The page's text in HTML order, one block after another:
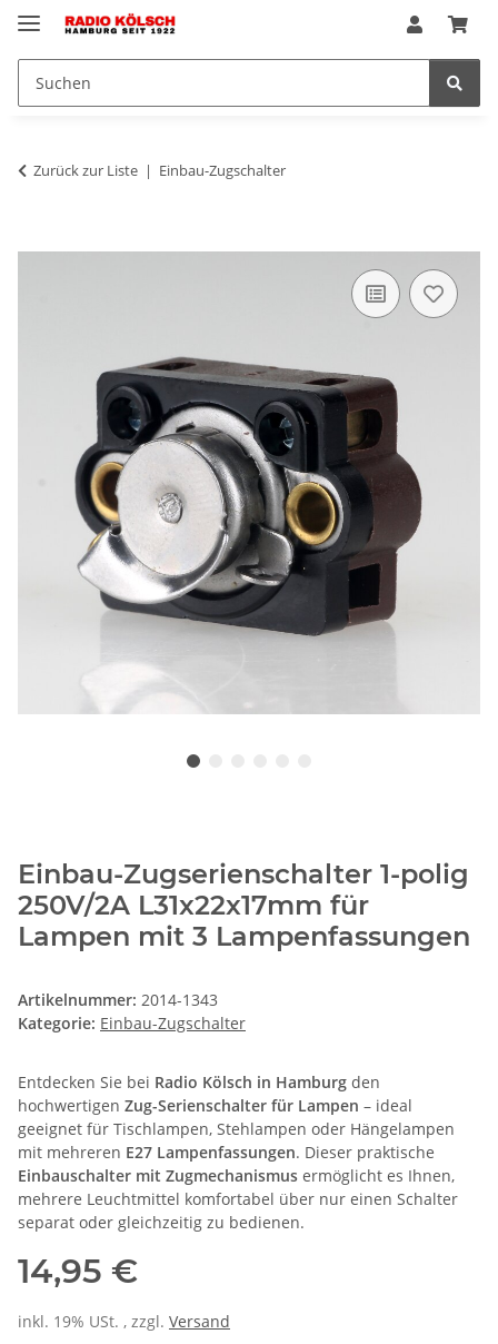
Zurück zur Liste Einbau-Zugschalter
Einbau-Zugserienschalter 1-polig
250V/2A L31x22x17mm für
Lampen mit 3 Lampenfassungen
Artikelnummer: 2014-1343
Kategorie: Einbau-Zugschalter
Entdecken Sie bei Radio Kölsch in Hamburg den
hochwertigen Zug-Serienschalter für Lampen – ideal
geeignet für Tischlampen, Stehlampen oder Hängelampen
mit mehreren E27 Lampenfassungen. Dieser praktische
Einbauschalter mit Zugmechanismus ermöglicht es Ihnen,
mehrere Leuchtmittel komfortabel über nur einen Schalter
separat oder gleichzeitig zu bedienen.
14,95 €
inkl. 19% USt. , zzgl. Versand